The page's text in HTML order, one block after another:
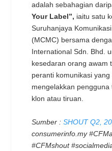
adalah sebahagian
Your Label”, iaitu satu
Suruhanjaya
(MCMC) bersama
International Sdn. Bhd.
kesedaran orang awam
peranti komunikasi
mengelakkan
klon atau tiruan.
Sumber : SHOUT Q2,
consumerinfo.my
#CFMshout